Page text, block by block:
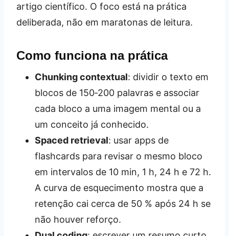
artigo científico. O foco está na prática
deliberada, não em maratonas de leitura.
Como funciona na prática
Chunking contextual: dividir o texto em
blocos de 150‑200 palavras e associar
cada bloco a uma imagem mental ou a
um conceito já conhecido.
Spaced retrieval: usar apps de
flashcards para revisar o mesmo bloco
em intervalos de 10 min, 1 h, 24 h e 72 h.
A curva de esquecimento mostra que a
retenção cai cerca de 50 % após 24 h se
não houver reforço.